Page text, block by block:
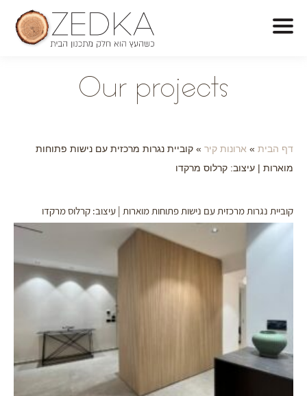
Our projects
דף הבית » ארונות קיר » קוביית נגרות מרכזית עם נישות פתוחות
מוארות | עיצוב: קרלוס מרקדו
קוביית נגרות מרכזית עם נישות פתוחות מוארות | עיצוב: קרלוס מרקדו